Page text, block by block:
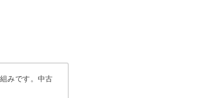
みです。中古